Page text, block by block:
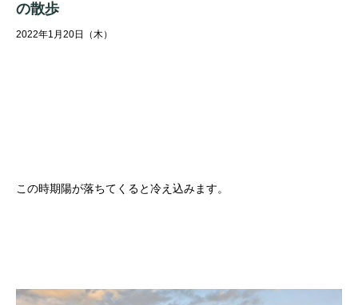
の散歩
2022年1月20日（木）
この時期陽が落ちてくると冷え込みます。